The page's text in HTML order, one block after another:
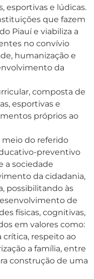
esportivas e lúdicas.
que fazem
Piauí e viabiliza a
no convívio
humanização e
da
composta de
esportivas e
próprios ao
do referido
preventivo
a sociedade
da cidadania,
possibilitando às
de
físicas, cognitivas,
em valores como:
crítica, respeito ao
a família, entre
construção de uma